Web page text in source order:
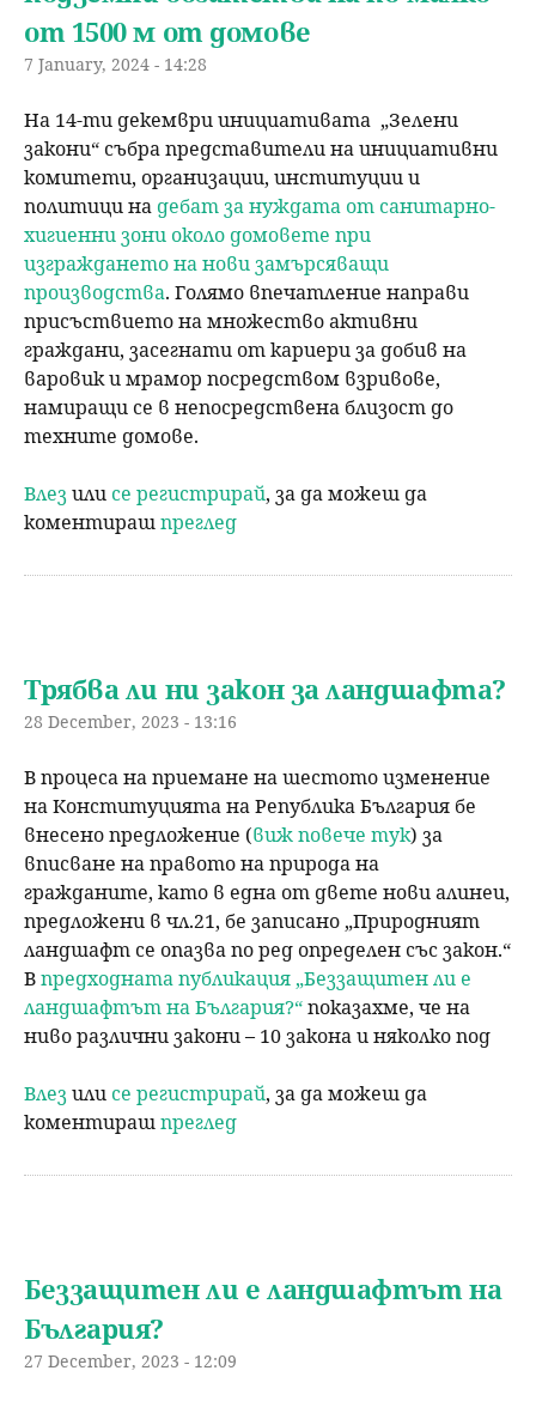
от 1500 м от домове
7 January, 2024 - 14:28
На 14-ти декември инициативата „Зелени
закони“ събра представители на инициативни
комитети, организации, институции и
политици на дебат за нуждата от санитарно-
хигиенни зони около домовете при
изграждането на нови замърсяващи
производства. Голямо впечатление направи
присъствието на множество активни
граждани, засегнати от кариери за добив на
варовик и мрамор посредством взривове,
намиращи се в непосредствена близост до
техните домове.
Влезили се регистрирай, за да можеш да
коментирашпреглед
Трябва ли ни закон за ландшафта?
28 December, 2023 - 13:16
В процеса на приемане на шестото изменение
на Конституцията на Република България бе
внесено предложение (виж повече тук) за
вписване на правото на природа на
гражданите, като в една от двете нови алинеи,
предложени в чл.21, бе записано „Природният
ландшафт се опазва по ред определен със закон.“
Впредходната публикация „Беззащитен ли е
ландшафтът на България?“показахме, че на
ниво различни закони – 10 закона и няколко под
Влезили се регистрирай, за да можеш да
коментирашпреглед
Беззащитен ли е ландшафтът на
България?
27 December, 2023 - 12:09